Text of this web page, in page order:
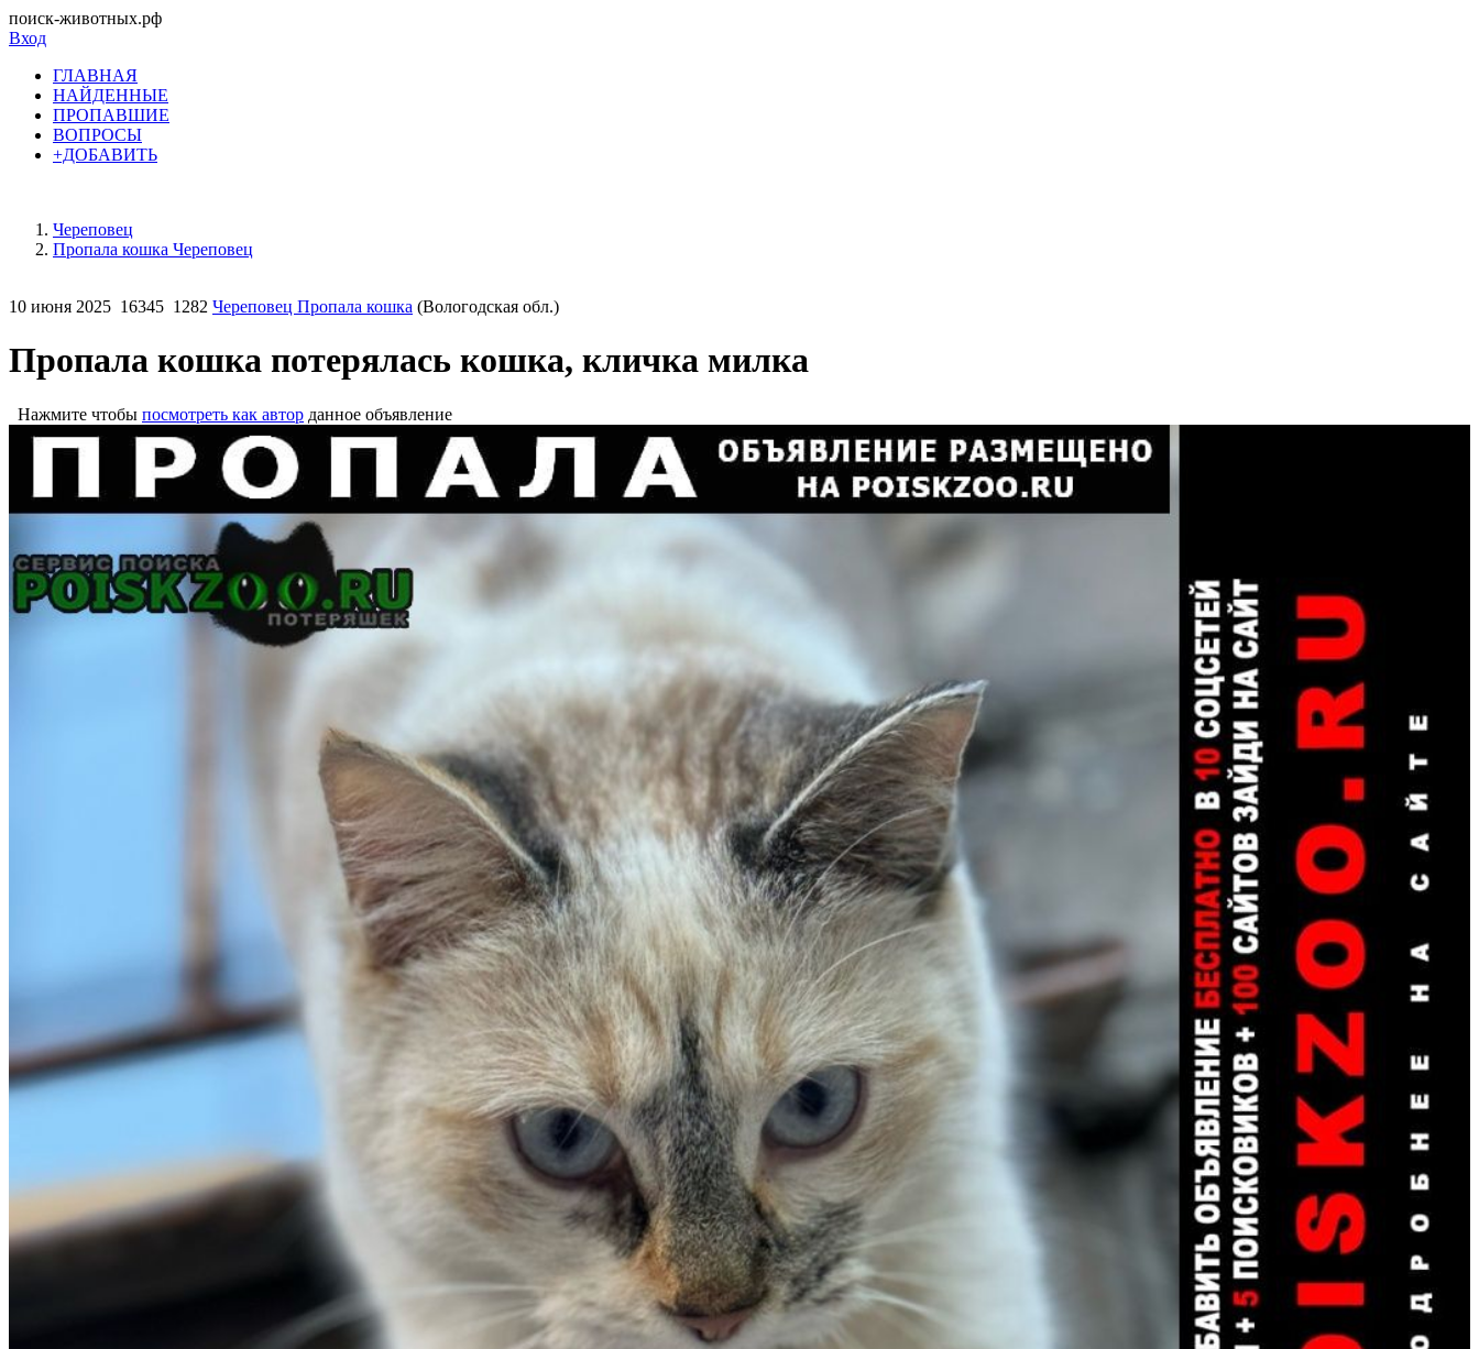
поиск-животных.рф
Вход
ГЛАВНАЯ
НАЙДЕННЫЕ
ПРОПАВШИЕ
ВОПРОСЫ
+ДОБАВИТЬ
Череповец
Пропала кошка Череповец
10 июня 2025 16345 1282 Череповец Пропала кошка (Вологодская обл.)
Пропала кошка потерялась кошка, кличка милка
Нажмите чтобы посмотреть как автор данное объявление